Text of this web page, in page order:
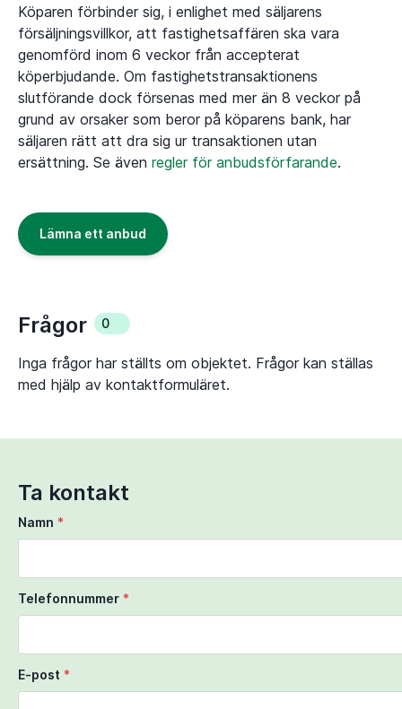
Köparen förbinder sig, i enlighet med säljarens
försäljningsvillkor, att fastighetsaffären ska vara
genomförd inom 6 veckor från accepterat
köperbjudande. Om fastighetstransaktionens
slutförande dock försenas med mer än 8 veckor på
grund av orsaker som beror på köparens bank, har
säljaren rätt att dra sig ur transaktionen utan
ersättning. Se även regler för anbudsförfarande.
Lämna ett anbud
Frågor 0
Inga frågor har ställts om objektet. Frågor kan ställas
med hjälp av kontaktformuläret.
Ta kontakt
Namn *
Telefonnummer *
E-post *